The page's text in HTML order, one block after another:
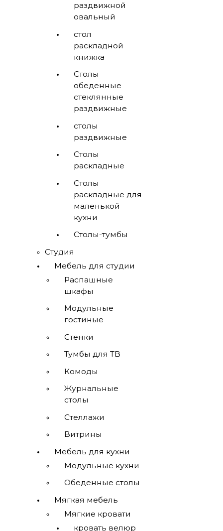
раздвижной
овальный
стол
раскладной
книжка
Столы
обеденные
стеклянные
раздвижные
столы
раздвижные
Столы
раскладные
Столы
раскладные для
маленькой
кухни
Столы-тумбы
Студия
Мебель для студии
Распашные
шкафы
Модульные
гостиные
Стенки
Тумбы для ТВ
Комоды
Журнальные
столы
Стеллажи
Витрины
Мебель для кухни
Модульные кухни
Обеденные столы
Мягкая мебель
Мягкие кровати
кровать велюр